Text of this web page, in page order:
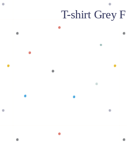
T-shirt Grey F